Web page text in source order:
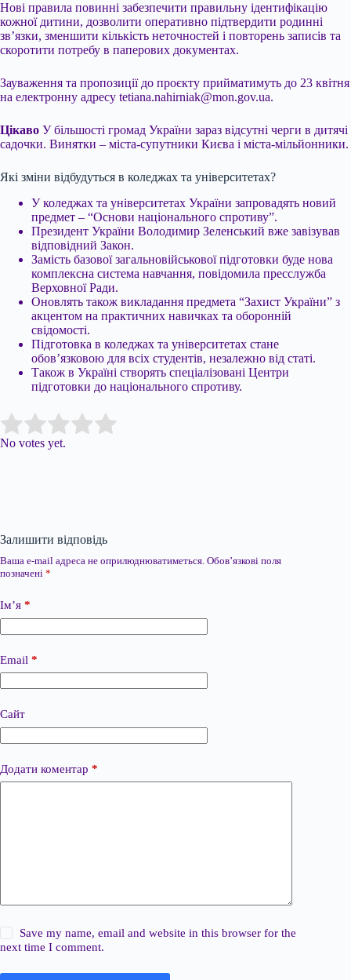
Нові правила повинні забезпечити правильну ідентифікацію
кожної дитини, дозволити оперативно підтвердити родинні
зв’язки, зменшити кількість неточностей і повторень записів та
скоротити потребу в паперових документах.
Зауваження та пропозиції до проєкту прийматимуть до 23 квітня
на електронну адресу tetiana.nahirniak@mon.gov.ua.
Цікаво У більшості громад України зараз відсутні черги в дитячі
садочки. Винятки – міста-супутники Києва і міста-мільйонники.
Які зміни відбудуться в коледжах та університетах?
У коледжах та університетах України запровадять новий
предмет – “Основи національного спротиву”.
Президент України Володимир Зеленський вже завізував
відповідний Закон.
Замість базової загальновійськової підготовки буде нова
комплексна система навчання, повідомила пресслужба
Верховної Ради.
Оновлять також викладання предмета “Захист України” з
акцентом на практичних навичках та оборонній
свідомості.
Підготовка в коледжах та університетах стане
обов’язковою для всіх студентів, незалежно від статі.
Також в Україні створять спеціалізовані Центри
підготовки до національного спротиву.
Rate this item:
No votes yet.
Залишити відповідь
Ваша e-mail адреса не оприлюднюватиметься. Обов’язкові поля
позначені *
Ім’я *
Email *
Сайт
Додати коментар *
Save my name, email and website in this browser for the
next time I comment.